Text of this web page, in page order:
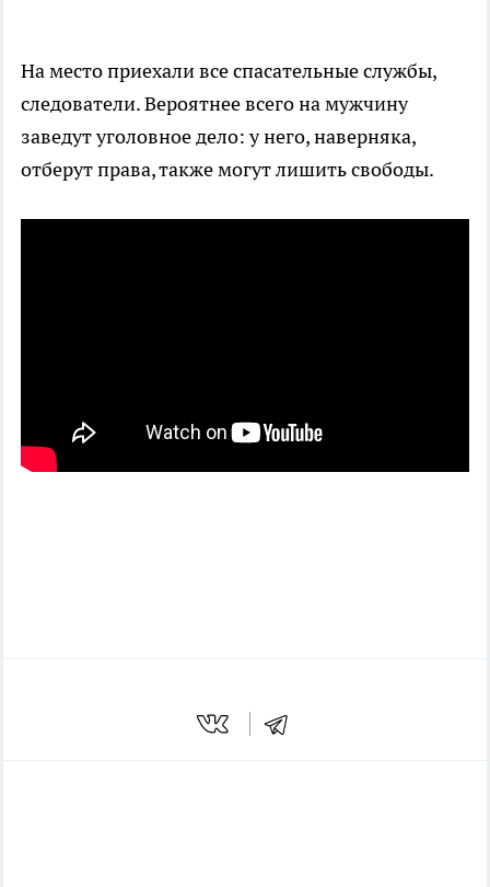
На место приехали все спасательные службы,
следователи. Вероятнее всего на мужчину
заведут уголовное дело: у него, наверняка,
отберут права, также могут лишить свободы.